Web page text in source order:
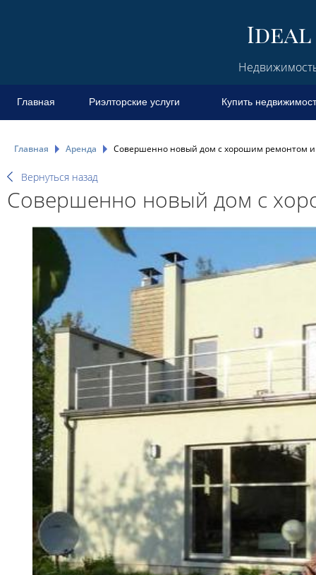
Главная Риэлторские услуги Купить
Главная Аренда Совершенно новый дом с хорошим ремонтом
Вернуться назад
Совершенно новый дом с